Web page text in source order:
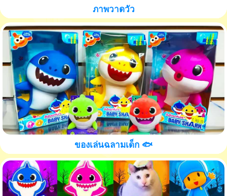
ภาพวาดวัว
ของเล่นฉลามเด็ก 🐟